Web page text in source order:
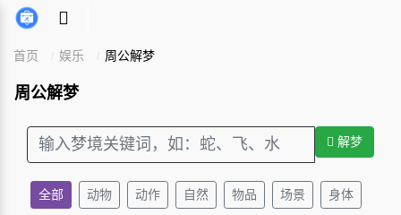
首页 娱乐 周公解梦
周公解梦
解梦
全部 动物 动作 自然 物品 场景 身体